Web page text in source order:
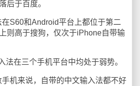
后于百度。
和Android平台上都位于第二
则高于搜狗，仅次于iPhone自带输
在三个手机平台中均处于弱势。
来说，自带的中文输入法都不好